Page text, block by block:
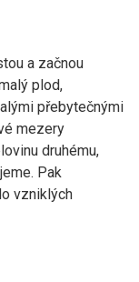
a začnou
plod,
přebytečnými
mezery
druhému,
Pak
vzniklých